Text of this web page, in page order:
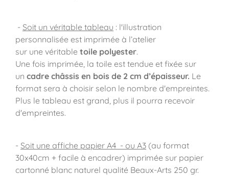
- Soit un véritable tableau : l'illustration
personnalisée est imprimée à l’atelier
sur une véritable toile polyester.
Une fois imprimée, la toile est tendue et fixée sur
un cadre châssis en bois de 2 cm d’épaisseur. Le
format sera à choisir selon le nombre d'empreintes.
Plus le tableau est grand, plus il pourra recevoir
d'empreintes.
- Soit une affiche papier A4 - ou A3 (au format
30x40cm + facile à encadrer) imprimée sur papier
cartonné blanc naturel qualité Beaux-Arts 250 gr.